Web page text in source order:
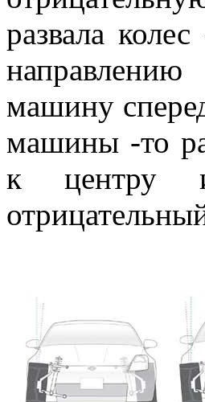
развала
машину
машины -то
к центру